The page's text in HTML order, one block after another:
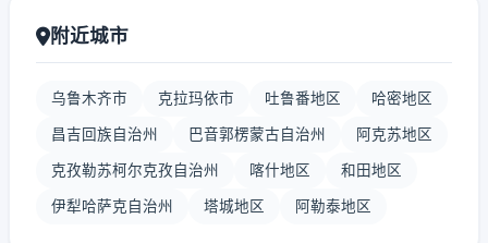
附近城市
乌鲁木齐市 克拉玛依市 吐鲁番地区 哈密地区
昌吉回族自治州 巴音郭楞蒙古自治州 阿克苏地区
克孜勒苏柯尔克孜自治州 喀什地区 和田地区
伊犁哈萨克自治州 塔城地区 阿勒泰地区